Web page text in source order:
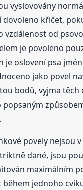
vyslovovány
dovoleno křičet,
vzdálenost od
je povoleno
je oslovení psa
jako povel
bodů, vyjma těch
popsaným
povely nejsou
dané, jsou
maximálním
jednoho